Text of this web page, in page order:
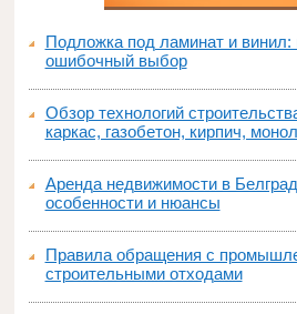
Подложка под ламинат и
ошибочный выбор
Обзор технологий
каркас, газобетон, кирпич,
Аренда недвижимости в
особенности и нюансы
Правила обращения с
строительными отходами